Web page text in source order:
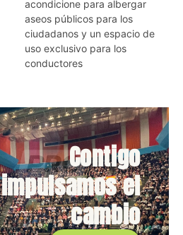
acondicione para albergar
aseos públicos para los
ciudadanos y un espacio de
uso exclusivo para los
conductores
Contigo
impulsamos el
cambio